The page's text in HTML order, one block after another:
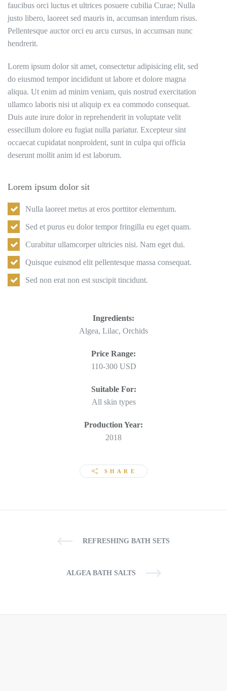
faucibus orci luctus et ultrices posuere cubilia Curae; Nulla
justo libero, laoreet sed mauris in, accumsan interdum risus.
Pellentesque auctor orci eu arcu cursus, in accumsan nunc
hendrerit.
Lorem ipsum dolor sit amet, consectetur adipisicing elit, sed
do eiusmod tempor incididunt ut labore et dolore magna
aliqua. Ut enim ad minim veniam, quis nostrud exercitation
ullamco laboris nisi ut aliquip ex ea commodo consequat.
Duis aute irure dolor in reprehenderit in voluptate velit
essecillum dolore eu fugiat nulla pariatur. Excepteur sint
occaecat cupidatat nonproident, sunt in culpa qui officia
deserunt mollit anim id est laborum.
Lorem ipsum dolor sit
Nulla laoreet metus at eros porttitor elementum.
Sed et purus eu dolor tempor fringilla eu eget quam.
Curabitur ullamcorper ultricies nisi. Nam eget dui.
Quisque euismod elit pellentesque massa consequat.
Sed non erat non est suscipit tincidunt.
Ingredients:
Algea, Lilac, Orchids
Price Range:
110-300 USD
Suitable For:
All skin types
Production Year:
2018
SHARE
REFRESHING BATH SETS
ALGEA BATH SALTS